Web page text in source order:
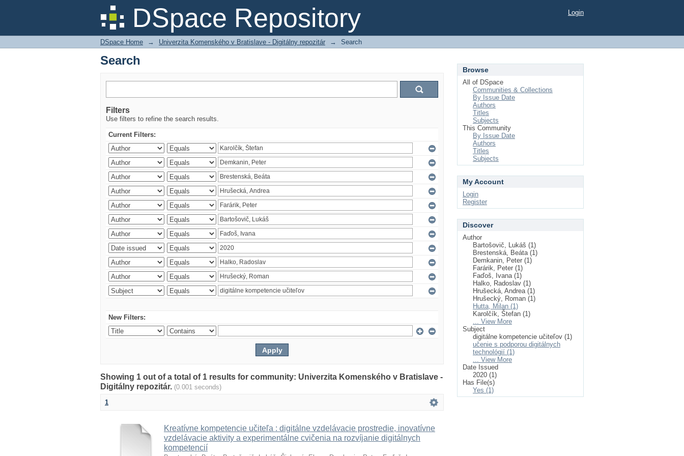
DSpace Repository
Search Login
DSpace Home → Univerzita Komenského v Bratislave - Digitálny repozitár → Search
Search
Filters
Use filters to refine the search results.
Current Filters:
New Filters:
Showing 1 out of a total of 1 results for community: Univerzita Komenského v Bratislave -
Digitálny repozitár. (0.001 seconds)
1
Kreatívne kompetencie učiteľa : digitálne vzdelávacie prostredie, inovatívne
vzdelávacie aktivity a experimentálne cvičenia na rozvíjanie digitálnych
kompetencií
Browse
All of DSpace
Communities & Collections
By Issue Date
Authors
Titles
Subjects
This Community
By Issue Date
Authors
Titles
Subjects
My Account
Login
Register
Discover
Author
Bartošovič, Lukáš (1)
Brestenská, Beáta (1)
Demkanin, Peter (1)
Farárik, Peter (1)
Faďoš, Ivana (1)
Halko, Radoslav (1)
Hrušecká, Andrea (1)
Hrušecký, Roman (1)
Hutta, Milan (1)
Karolčík, Štefan (1)
... View More
Subject
digitálne kompetencie učiteľov (1)
učenie s podporou digitálnych
technológií (1)
... View More
Date Issued
2020 (1)
Has File(s)
Yes (1)